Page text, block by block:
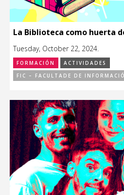
La Biblioteca como huerta
Tuesday, October 22, 2024.
FORMACIÓN
ACTIVIDADES
FIC – FACULTADE DE